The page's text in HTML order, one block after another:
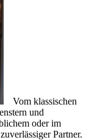
Vom klassischen
und
oder im
Partner.